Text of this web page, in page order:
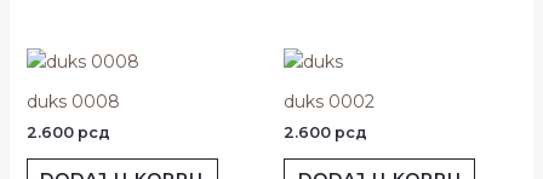
duks 0008
2.600 рсд
duks 0002
2.600 рсд